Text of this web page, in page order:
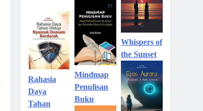
Rahasia
Daya
Tahan
Mindmap
Penulisan
Buku
Whispers of
the Sunset